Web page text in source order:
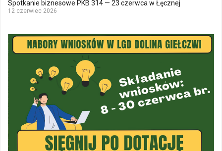
Spotkanie biznesowe PKB 314 — 23 czerwca w Łęcznej
12 czerwiec 2026